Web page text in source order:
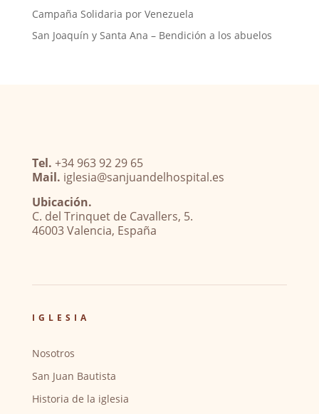
Campaña Solidaria por Venezuela
San Joaquín y Santa Ana – Bendición a los abuelos
Tel. +34 963 92 29 65
Mail. iglesia@sanjuandelhospital.es
Ubicación.
C. del Trinquet de Cavallers, 5.
46003 Valencia, España
IGLESIA
Nosotros
San Juan Bautista
Historia de la iglesia